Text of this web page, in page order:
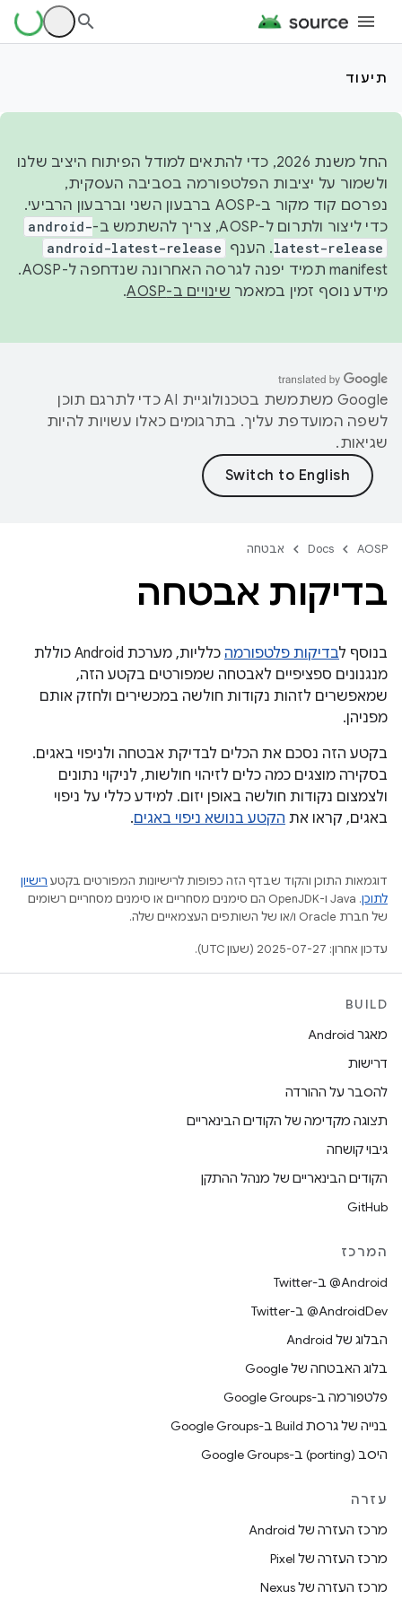
תיעוד
החל משנת 2026, כדי להתאים למודל הפיתוח היציב שלנו
ולשמור על יציבות הפלטפורמה בסביבה העסקית,
נפרסם קוד מקור ב-AOSP ברבעון השני וברבעון הרביעי.
כדי ליצור ולתרום ל-AOSP, צריך להשתמש ב-
android-
latest-release. הענף android-latest-release
manifest תמיד יפנה לגרסה האחרונה שנדחפה ל-AOSP.
מידע נוסף זמין במאמר שינויים ב-AOSP .
‫Google משתמשת בטכנולוגיית AI כדי לתרגם תוכן
לשפה המועדפת עליך. בתרגומים כאלו עשויות להיות
שגיאות.
AOSP
Docs אבטחה
בדיקות אבטחה
בנוסף לבדיקות פלטפורמה
כלליות, מערכת Android כוללת
מנגנונים ספציפיים לאבטחה שמפורטים בקטע הזה,
שמאפשרים לזהות נקודות חולשה במכשירים ולחזק אותם
מפניהן.
בקטע הזה נסכם את הכלים לבדיקת אבטחה ולניפוי באגים.
בסקירה מוצגים כמה כלים לזיהוי חולשות, לניקוי נתונים
ולצמצום נקודות חולשה באופן יזום. למידע כללי על ניפוי
באגים, קראו את הקטע בנושא ניפוי באגים.
דוגמאות התוכן והקוד שבדף הזה כפופות לרישיונות המפורטים בקטע רישיון
לתוכן
.‏ Java ו-OpenJDK הם סימנים מסחריים או סימנים מסחריים רשומים
של חברת Oracle ו/או של השותפים העצמאיים שלה.
עדכון אחרון: 2025-07-27 (שעון UTC).
BUILD
מאגר Android
דרישות
להסבר על ההורדה
תצוגה מקדימה של הקודים הבינאריים
גיבוי קושחה
הקודים הבינאריים של מנהל ההתקן
GitHub
המרכז
‎@Android ב-Twitter
‎@AndroidDev ב-Twitter
הבלוג של Android
בלוג האבטחה של Google
פלטפורמה ב-Google Groups
בנייה של גרסת Build ב-Google Groups
היסב (porting) ב-Google Groups
עזרה
מרכז העזרה של Android
מרכז העזרה של Pixel
מרכז העזרה של Nexus